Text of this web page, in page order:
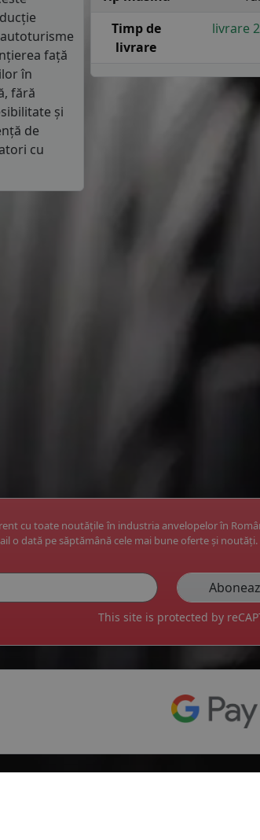
față
în
fără
și
de
cu
Timp de
livrare
livrare
cu toate noutățile în industria anvelopelor în
o dată pe săptămână cele mai bune oferte și noutăți.
This site is protected by